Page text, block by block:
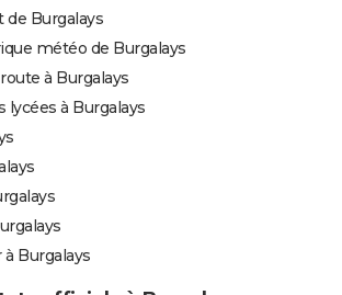
Burgalays
météo de Burgalays
à Burgalays
lycées à Burgalays
Burgalays